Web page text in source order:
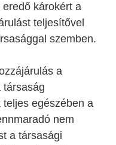
károkért a
teljesítővel
szemben.
a
társaság
egészében a
nem
a társasági